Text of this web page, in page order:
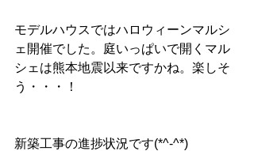
モデルハウスではハロウィーンマルシ
ェ開催でした。庭いっぱいで開くマル
シェは熊本地震以来ですかね。楽しそ
う・・・！
新築工事の進捗状況です(*^-^*)